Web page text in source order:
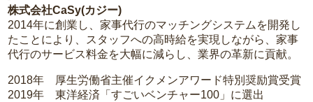
株式会社CaSy(カジー)
2014年に創業し、家事代行のマッチングシステムを開発し
たことにより、スタッフへの高時給を実現しながら、家事
代行のサービス料金を大幅に減らし、業界の革新に貢献。
2018年 厚生労働省主催イクメンアワード特別奨励賞受賞
2019年 東洋経済「すごいベンチャー100」に選出